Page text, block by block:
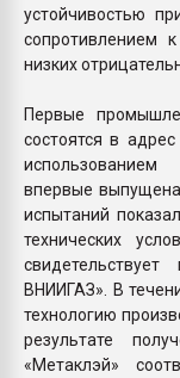
устойчивостью
сопротивлением
низких
Первые
состоятся в
впервые
испытаний
технических
ВНИИГАЗ». В
технологию
результате
«Метаклэй»